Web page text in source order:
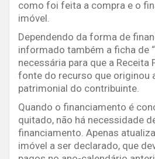
como foi feita a compra e o
imóvel.
Dependendo da forma de
informado também a ficha de
necessária para que a Receita
fonte do recurso que originou
patrimonial do contribuinte.
Quando o financiamento é
quitado, não há necessidade
financiamento. Apenas
imóvel a ser declarado, que